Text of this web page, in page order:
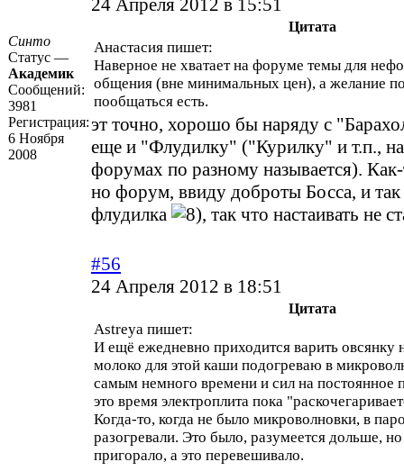
Синто
Статус —
Академик
Сообщений:
3981
Регистрация:
6 Ноября
2008
24 Апреля 2012 в 15:51
Цитата
Анастасия пишет:
Наверное не хватает на форуме темы для
общения (вне минимальных цен), а желание
пообщаться есть.
эт точно, хорошо бы наряду с
еще и "Флудилку" ("Курилку" и т.п.,
форумах по разному называется).
но форум, ввиду доброты Босса, и
флудилка
, так что настаивать не
#56
24 Апреля 2012 в 18:51
Цитата
Astreya пишет:
И ещё ежедневно приходится варить овсянку
молоко для этой каши подогреваю в
самым немного времени и сил на постоянное
это время электроплита пока
Когда-то, когда не было микроволновки, в
разогревали. Это было, разумеется дольше,
пригорало, а это перевешивало.